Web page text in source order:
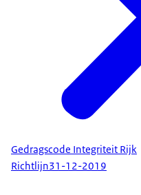
Gedragscode Integriteit Rijk
Richtlijn31-12-2019